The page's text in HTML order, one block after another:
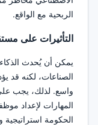
الربحية مع الواقع.
التأثيرات على
يمكن أن يُحدث
الصناعات، لكنه قد
واسع. لذلك، يجب
المهارات لإعداد
الحكومة